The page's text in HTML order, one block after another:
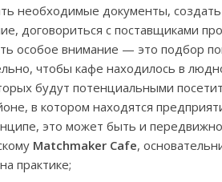
необходимые документы,
договориться с поставщиками
особое внимание — это подбор
чтобы кафе находилось в
будут потенциальными
в котором находятся
это может быть и
Matchmaker Cafe,
практике;